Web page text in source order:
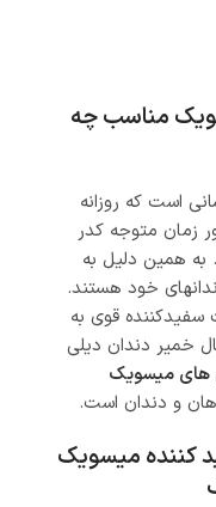
مناسب چه
است که روزانه
زمان متوجه کدر
همین دلیل به
خود هستند.
قوی به
خمیر دندان دیلی
های میسویک
و دندان است.
کننده میسویک